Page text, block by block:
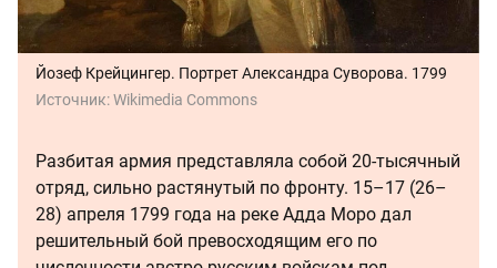
Йозеф Крейцингер. Портрет Александра Суворова. 1799
Источник:Wikimedia Commons
Разбитая армия представляла собой 20-тысячный
отряд, сильно растянутый по фронту. 15–17 (26–
28) апреля 1799 года на реке Адда Моро дал
решительный бой превосходящим его по